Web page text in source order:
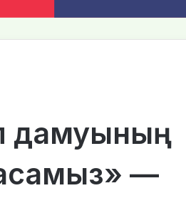
дамуының
—